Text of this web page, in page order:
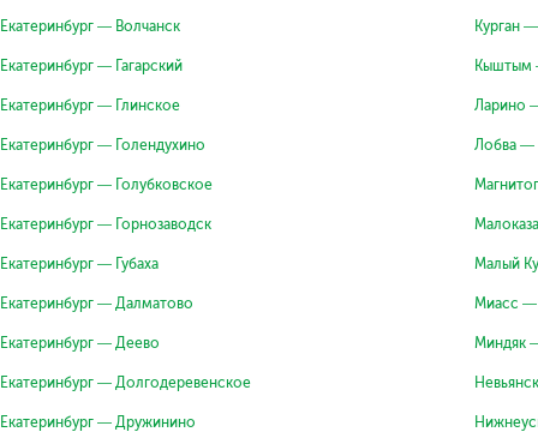
Екатеринбург — Волчанск
Екатеринбург — Гагарский
Екатеринбург — Глинское
Екатеринбург — Голендухино
Екатеринбург — Голубковское
Екатеринбург — Горнозаводск
Екатеринбург — Губаха
Екатеринбург — Далматово
Екатеринбург — Деево
Екатеринбург — Долгодеревенское
Екатеринбург — Дружинино
Курган
Кыштым
Ларино
Лобва —
Малый
Миасс —
Миндяк